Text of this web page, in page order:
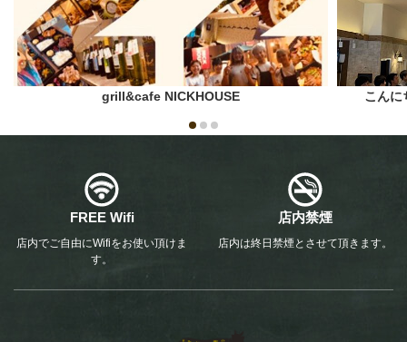
grill&cafe NICKHOUSE こんに
FREE Wifi
店内でご自由にWifiをお使い頂けま
す。
店内禁煙
店内は終日禁煙とさせて頂きます。